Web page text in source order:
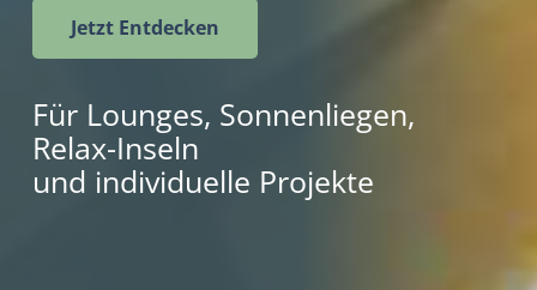
Jetzt Entdecken
Für Lounges, Sonnenliegen,
Relax-Inseln
und individuelle Projekte